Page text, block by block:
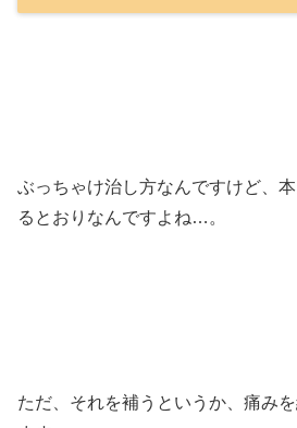
ぶっちゃけ治し方なんですけど、
るとおりなんですよね…。
ただ、それを補うというか、痛み